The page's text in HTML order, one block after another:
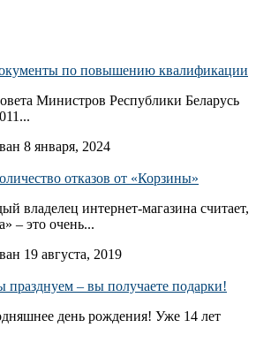
по повышению квалификации
Министров Республики Беларусь
8 января, 2024
отказов от «Корзины»
владелец интернет-магазина считает,
– это очень...
19 августа, 2019
празднуем – вы получаете подарки!
день рождения! Уже 14 лет